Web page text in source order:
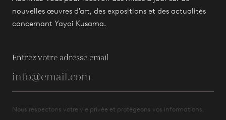
nouvelles œuvres d'art, des expositions et des actualités
concernant Yayoi Kusama.
Entrez votre adresse email
Nous respectons votre vie privée et protégeons vos informations.